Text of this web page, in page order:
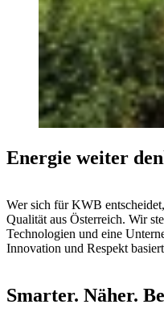
Energie weiter
Wer sich für KWB
Qualität aus Österreich. Wir
Technologien und eine
Innovation und Respekt
Smarter. Näher.